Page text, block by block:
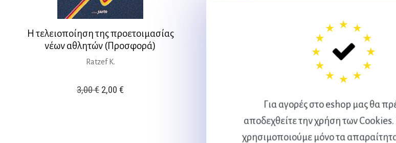
Για αγορές στο eshop μας θα
αποδεχθείτε την χρήση των
χρησιμοποιούμε μόνο τα
Η τελειοποίηση της προετοιμασίας
νέων αθλητών (Προσφορά)
Ratzef K.
3,00€ Original
2,00€